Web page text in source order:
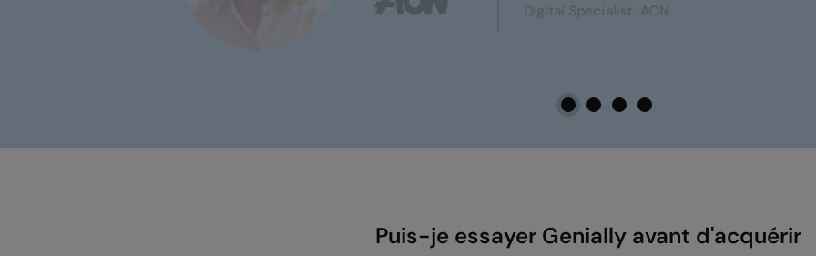
Digital Specialist, AON
Puis-je essayer Genially avant d'acquérir